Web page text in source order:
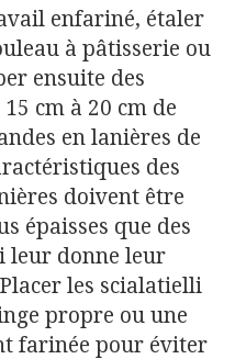
enfariné, étaler
à pâtisserie ou
ensuite des
cm à 20 cm de
en lanières de
des
doivent être
épaisses que des
leur donne leur
les scialatielli
propre ou une
farinée pour éviter